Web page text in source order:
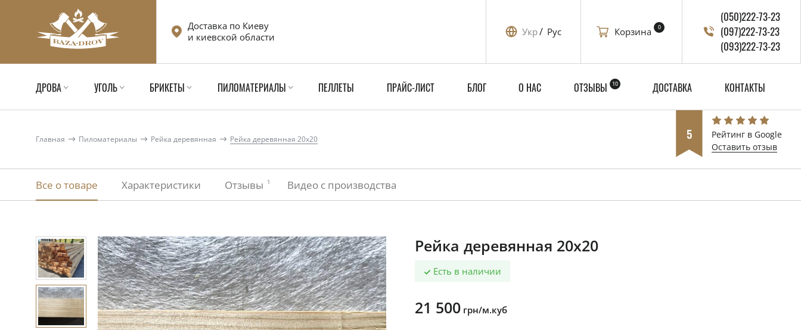
Доставка по Киеву
и киевской области
Укр Рус Корзина 0
(050)222-73-23
(097)222-73-23
(093)222-73-23
ДРОВА УГОЛЬ БРИКЕТЫ ПИЛОМАТЕРИАЛЫ ПЕЛЛЕТЫ ПРАЙС-ЛИСТ БЛОГ О НАС ОТЗЫВЫ 10 ДОСТАВКА КОНТАКТЫ
Главная Пиломатериалы Рейка деревянная Рейка деревянная 20x20 5
Рейтинг в Google
Оставить отзыв
Все о товаре Характеристики Отзывы 1 Видео с производства
Рейка деревянная 20x20
Есть в наличии
21 500 грн/м.куб